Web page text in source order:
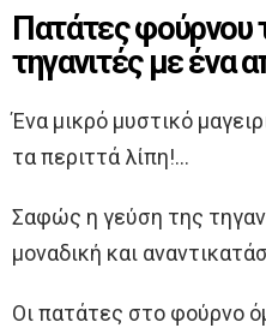
Πατάτες φούρνου
τηγανιτές με ένα
Ένα μικρό μυστικό
τα περιττά λίπη!…
Σαφώς η γεύση της
μοναδική και
Οι πατάτες στο φούρνο